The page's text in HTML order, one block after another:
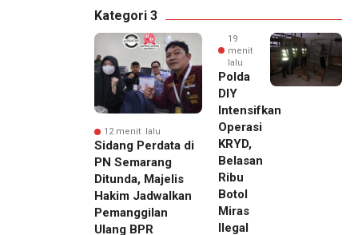
Kategori 3
12 menit lalu
Sidang Perdata di
PN Semarang
Ditunda, Majelis
Hakim Jadwalkan
Pemanggilan
Ulang BPR
19
menit
lalu
Polda
DIY
Intensifkan
Operasi
KRYD,
Belasan
Ribu
Botol
Miras
Ilegal